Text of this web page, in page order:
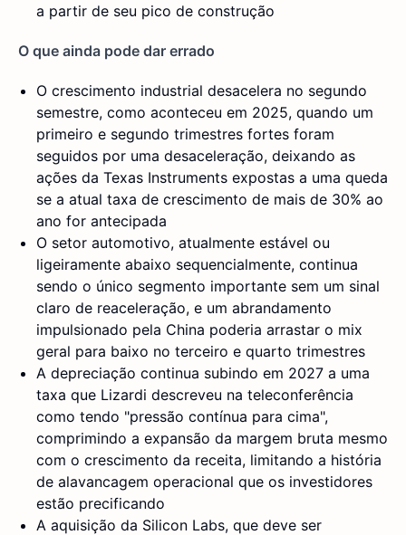
a partir de seu pico de construção
O que ainda pode dar errado
O crescimento industrial desacelera no segundo
semestre, como aconteceu em 2025, quando um
primeiro e segundo trimestres fortes foram
seguidos por uma desaceleração, deixando as
ações da Texas Instruments expostas a uma queda
se a atual taxa de crescimento de mais de 30% ao
ano for antecipada
O setor automotivo, atualmente estável ou
ligeiramente abaixo sequencialmente, continua
sendo o único segmento importante sem um sinal
claro de reaceleração, e um abrandamento
impulsionado pela China poderia arrastar o mix
geral para baixo no terceiro e quarto trimestres
A depreciação continua subindo em 2027 a uma
taxa que Lizardi descreveu na teleconferência
como tendo "pressão contínua para cima",
comprimindo a expansão da margem bruta mesmo
com o crescimento da receita, limitando a história
de alavancagem operacional que os investidores
estão precificando
A aquisição da Silicon Labs, que deve ser